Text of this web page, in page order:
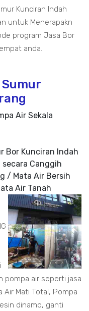
Kunciran Indah
untuk Menerapakn
program Jasa Bor
anda.
Air Sekala
Bor Kunciran Indah
secara Canggih
/ Mata Air Bersih
Air Tanah
pompa air seperti jasa
Air Mati Total, Pompa
dinamo, ganti